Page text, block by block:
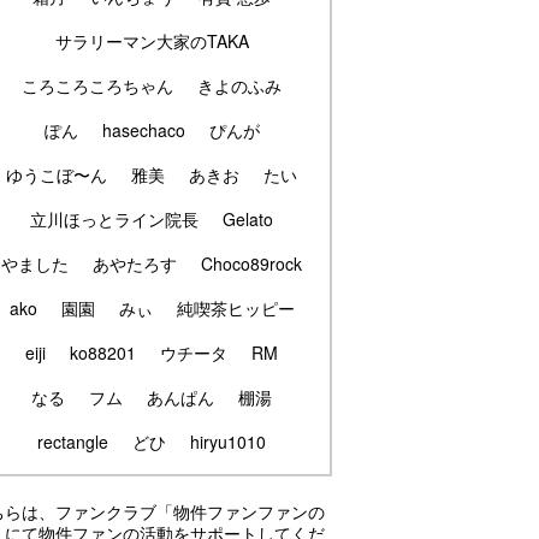
サラリーマン大家のTAKA
ころころころちゃん
きよのふみ
ぽん
hasechaco
ぴんが
ゆうこぼ〜ん
雅美 あきお
たい
立川ほっとライン院長
Gelato
やました
あやたろす
Choco89rock
ako
園園 みぃ
純喫茶ヒッピー
eiji
ko88201 ウチータ
RM
なる
フム あんぱん
棚湯
rectangle
どひ hiryu1010
らは、ファンクラブ「物件ファンファンの
にて物件ファンの活動をサポートしてくだ